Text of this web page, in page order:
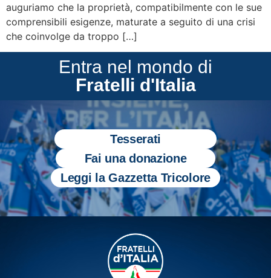
auguriamo che la proprietà, compatibilmente con le sue
comprensibili esigenze, maturate a seguito di una crisi
che coinvolge da troppo […]
Entra nel mondo di
Fratelli d'Italia
Tesserati
Fai una donazione
Leggi la Gazzetta Tricolore